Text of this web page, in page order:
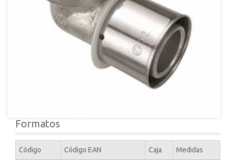
Formatos
Código Código EAN Caja Medidas